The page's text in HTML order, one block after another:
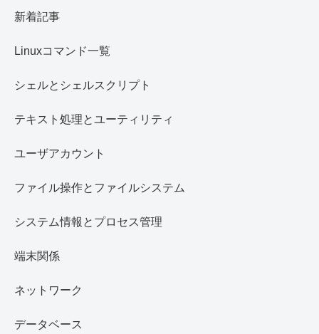
新着記事
Linuxコマンド一覧
シェルとシェルスクリプト
テキスト処理とユーティリティ
ユーザアカウント
ファイル操作とファイルシステム
システム情報とプロセス管理
端末関係
ネットワーク
データベース